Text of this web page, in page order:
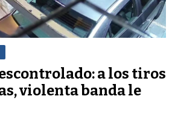
a los tiros
violenta banda le